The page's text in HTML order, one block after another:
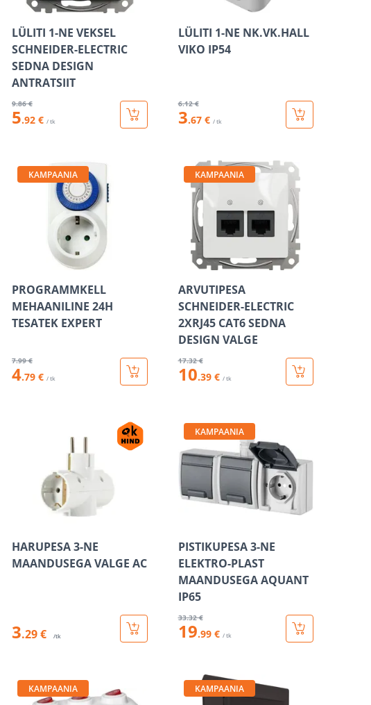
LÜLITI 1-NE VEKSEL
SCHNEIDER-ELECTRIC
SEDNA DESIGN
ANTRATSIIT
9.86 €
5.92 € / tk
LÜLITI 1-NE NK.VK.HALL
VIKO IP54
6.12 €
3.67 € / tk
KAMPAANIA
PROGRAMMKELL
MEHAANILINE 24H
TESATEK EXPERT
7.99 €
4.79 € / tk
KAMPAANIA
ARVUTIPESA
SCHNEIDER-ELECTRIC
2XRJ45 CAT6 SEDNA
DESIGN VALGE
17.32 €
10.39 € / tk
HARUPESA 3-NE
MAANDUSEGA VALGE AC
3.29 € /tk
KAMPAANIA
PISTIKUPESA 3-NE
ELEKTRO-PLAST
MAANDUSEGA AQUANT
IP65
33.32 €
19.99 € / tk
KAMPAANIA KAMPAANIA